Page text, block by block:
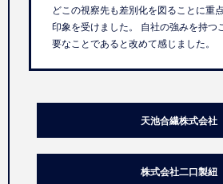
どこの視察先も差別化を図ることに重
印象を受けました。 自社の強みを持つ
要なことであると改めて感じました。
天池合繊株式会社
株式会社二口製紐